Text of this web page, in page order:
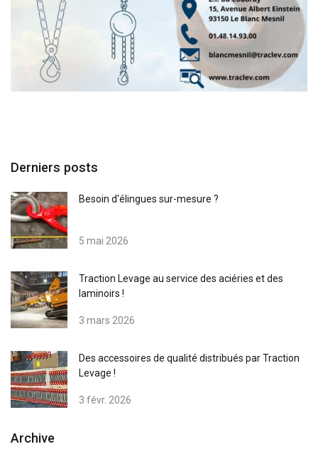
Derniers posts
Besoin d'élingues sur-mesure ?
5 mai 2026
Traction Levage au service des aciéries et des
laminoirs !
3 mars 2026
Des accessoires de qualité distribués par Traction
Levage !
3 févr. 2026
Archive